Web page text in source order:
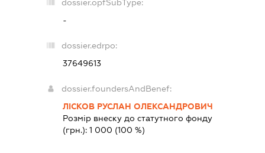
dossier.opfSubType:
-
dossier.edrpo:
37649613
dossier.foundersAndBenef:
ЛІСКОВ РУСЛАН ОЛЕКСАНДРОВИЧ
Розмір внеску до статутного фонду
(грн.):1 000 (100 %)